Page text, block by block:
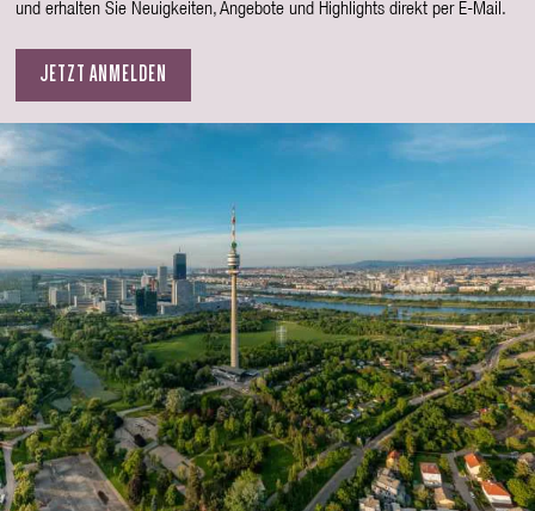
und erhalten Sie Neuigkeiten, Angebote und Highlights direkt per E-Mail.
JETZT ANMELDEN